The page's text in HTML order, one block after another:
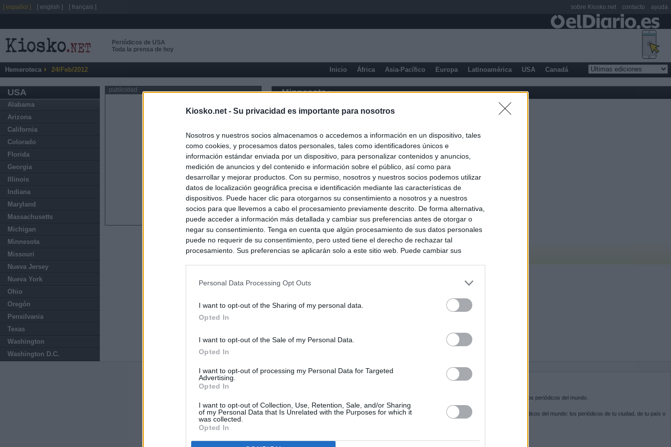
Kiosko.net - Su privacidad es importante para nosotros
Nosotros y nuestros socios almacenamos o accedemos a información en un dispositivo, tales
como cookies, y procesamos datos personales, tales como identificadores únicos e
información estándar enviada por un dispositivo, para personalizar contenidos y anuncios,
medición de anuncios y del contenido e información sobre el público, así como para
desarrollar y mejorar productos. Con su permiso, nosotros y nuestros socios podemos utilizar
datos de localización geográfica precisa e identificación mediante las características de
dispositivos. Puede hacer clic para otorgarnos su consentimiento a nosotros y a nuestros
socios para que llevemos a cabo el procesamiento previamente descrito. De forma alternativa,
puede acceder a información más detallada y cambiar sus preferencias antes de otorgar o
negar su consentimiento. Tenga en cuenta que algún procesamiento de sus datos personales
puede no requerir de su consentimiento, pero usted tiene el derecho de rechazar tal
procesamiento. Sus preferencias se aplicarán solo a este sitio web. Puede cambiar sus
Personal Data Processing Opt Outs
I want to opt-out of the Sharing of my personal data.
Opted In
I want to opt-out of the Sale of my Personal Data.
Opted In
I want to opt-out of processing my Personal Data for Targeted
Advertising.
Opted In
I want to opt-out of Collection, Use, Retention, Sale, and/or Sharing
of my Personal Data that Is Unrelated with the Purposes for which it
was collected.
Opted In
Periódicos de USA
Toda la prensa de hoy
Hemeroteca 24/Feb/2012 Inicio África Asia-Pacífico Europa Latinoamérica USA Canadá
USA
Alabama
Arizona
California
Colorado
Florida
Georgia
Illinois
Indiana
Maryland
Massachusetts
Michigan
Minnesota
Missouri
Nueva Jersey
Nueva York
Ohio
Oregón
Pensilvania
Texas
Washington
Washington D.C.
publicidad Minnesota
Últimas noticias
controles: "Nos lo esperábamos peor"
España impone controles a los viajeros procedentes de Italia tras el rechazo de
Meloni a quitarlos
SOBRE KIOSKO.NET
es la puerta de entrada a los periódicos del mundo.
Navega por las portadas de los periódicos del mundo: los periódicos de tu ciudad, de tu país o
del otro extremo del mundo.
[ español ] [ english ] [ français ] sobre Kiosko.net contacto ayuda